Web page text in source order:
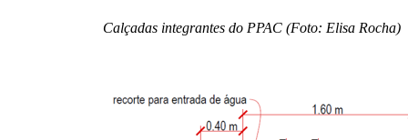
Calçadas integrantes do PPAC (Foto: Elisa Rocha)